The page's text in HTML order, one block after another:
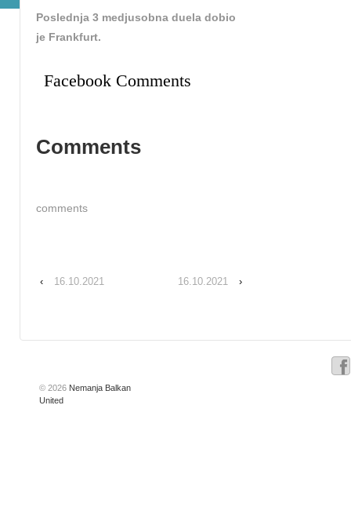
Poslednja 3 medjusobna duela dobio
je Frankfurt.
Facebook Comments
Comments
comments
‹ 16.10.2021 16.10.2021 ›
© 2026 Nemanja Balkan
United